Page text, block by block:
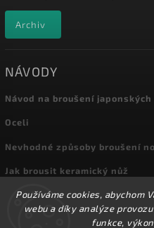
Používáme cookies, abychom
webu a díky analýze
funkce,
Archiv
NÁVODY
Návod na broušení japonských
Oceli
Nevhodné způsoby broušení
Jak brousit keramický nůž
Archiv